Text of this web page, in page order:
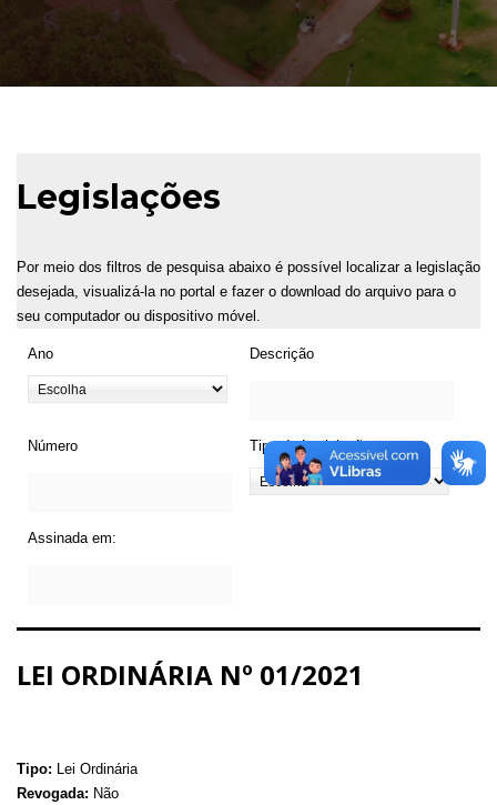
Legislações
Por meio dos filtros de pesquisa abaixo é possível localizar a legislação
desejada, visualizá-la no portal e fazer o download do arquivo para o
seu computador ou dispositivo móvel.
Ano Descrição
Número Tipo de Legislação
Assinada em:
LEI ORDINÁRIA Nº 01/2021
Tipo: Lei Ordinária
Revogada: Não